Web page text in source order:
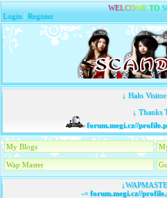
WELCOME TO S
Login |Register
↓ Halo
↓ Thanks
forum.megi.cz//
My Blogs
Wap Master
-=forum.megi.cz//